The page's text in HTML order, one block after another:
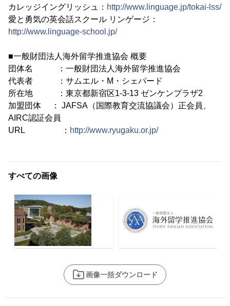
カレッジイングリッシュ： http://www.linguage.jp/tokai-lss/
愛と勇気の英会話スクール リンゲージ：
http://www.linguage-school.jp/
■一般財団法人海外留学推進協会 概要
団体名 ：一般財団法人海外留学推進協会
代表者 ：サムエル・M・シェパード
所在地 ：東京都新宿区1-3-13 ゼンケンプラザ2
加盟団体 ： JAFSA（国際教育交流協議会）正会員、
AIRC認証会員
URL ： http://www.ryugaku.or.jp/
すべての画像
画像一括ダウンロード